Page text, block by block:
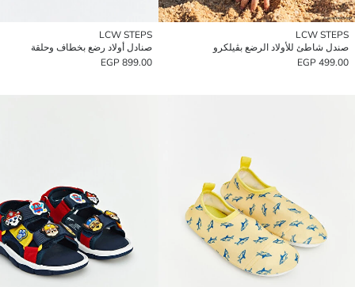
LCW STEPS
صندل شاطئ للأولاد الرضع بڤيلكرو
499.00 EGP
LCW STEPS
صنادل أولاد رضع بخطاف وحلقة
899.00 EGP